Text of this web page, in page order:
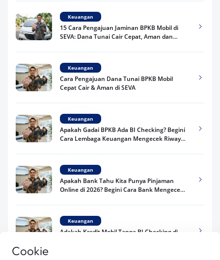
Cookie
Keuangan
15 Cara Pengajuan Jaminan BPKB Mobil di
SEVA: Dana Tunai Cair Cepat, Aman dan
Keuangan
Cara Pengajuan Dana Tunai BPKB Mobil
Cepat Cair & Aman di SEVA
Keuangan
Apakah Gadai BPKB Ada BI Checking? Begini
Cara Lembaga Keuangan Mengecek Riwayat
Keuangan
Apakah Bank Tahu Kita Punya Pinjaman
Online di 2026? Begini Cara Bank Mengecek
Keuangan
Adakah Kredit Mobil Tanpa BI Checking di